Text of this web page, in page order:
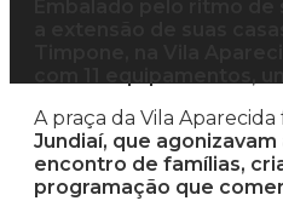
A praça da Vila
Jundiaí, que
encontro de famílias,
programação que